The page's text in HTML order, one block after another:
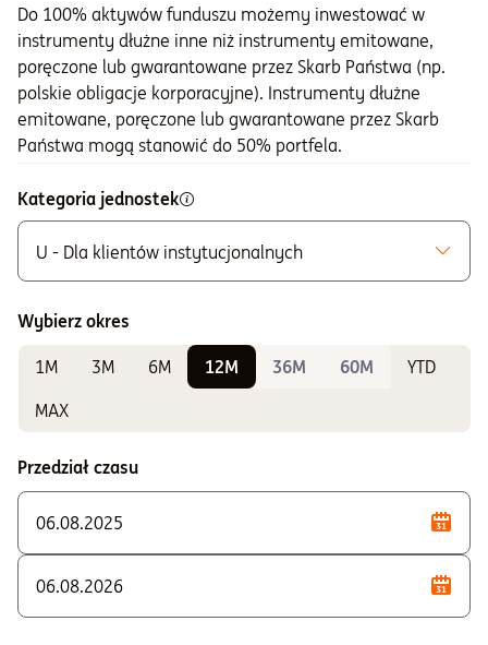
Do 100% aktywów funduszu możemy inwestować w
instrumenty dłużne inne niż instrumenty emitowane,
poręczone lub gwarantowane przez Skarb Państwa (np.
polskie obligacje korporacyjne). Instrumenty dłużne
emitowane, poręczone lub gwarantowane przez Skarb
Państwa mogą stanowić do 50% portfela.
Kategoria jednostek
U - Dla klientów instytucjonalnych
K - Zbywane w ramach IKE i IKZE
Do sprawdzania wyników
P - Zbywane w ramach PSI
Wybierz okres
1M 3M 6M 12M 36M 60M
YTD
MAX
Przedział czasu